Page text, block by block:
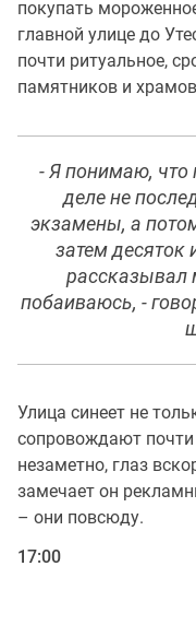
покупать
главной улице до
почти ритуальное,
памятников и
- Я понимаю, что
деле не
экзамены, а
затем десяток
рассказывал
побаиваюсь, -
Улица синеет не
сопровождают
незаметно, глаз
замечает он
– они повсюду.
17:00